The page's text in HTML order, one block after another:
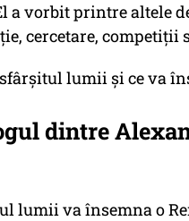
a vorbit printre altele
cercetare,
lumii și ce va
dintre
lumii va însemna o